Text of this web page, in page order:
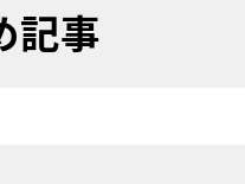
記事